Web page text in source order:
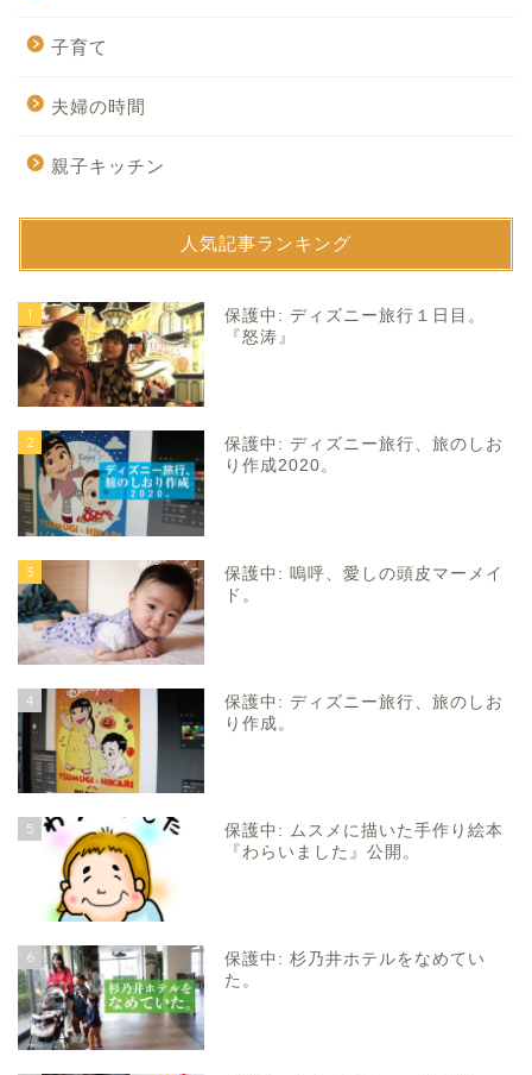
子育て
夫婦の時間
親子キッチン
人気記事ランキング
1
保護中: ディズニー旅行１日目。
『怒涛』
2
保護中: ディズニー旅行、旅のしお
り作成2020。
3
保護中: 嗚呼、愛しの頭皮マーメイ
ド。
4
保護中: ディズニー旅行、旅のしお
り作成。
5
保護中: ムスメに描いた手作り絵本
『わらいました』公開。
6
保護中: 杉乃井ホテルをなめてい
た。